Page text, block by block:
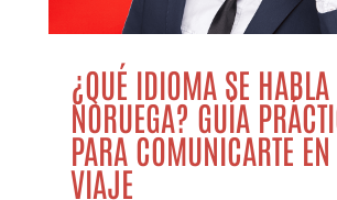
¿QUÉ IDIOMA SE HABLA
NORUEGA? GUÍA
PARA COMUNICARTE EN
VIAJE